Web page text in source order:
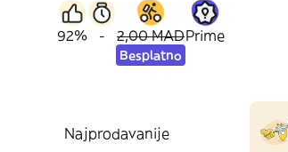
92% - 2,00 MAD
Besplatno
Prime
Najprodavanije